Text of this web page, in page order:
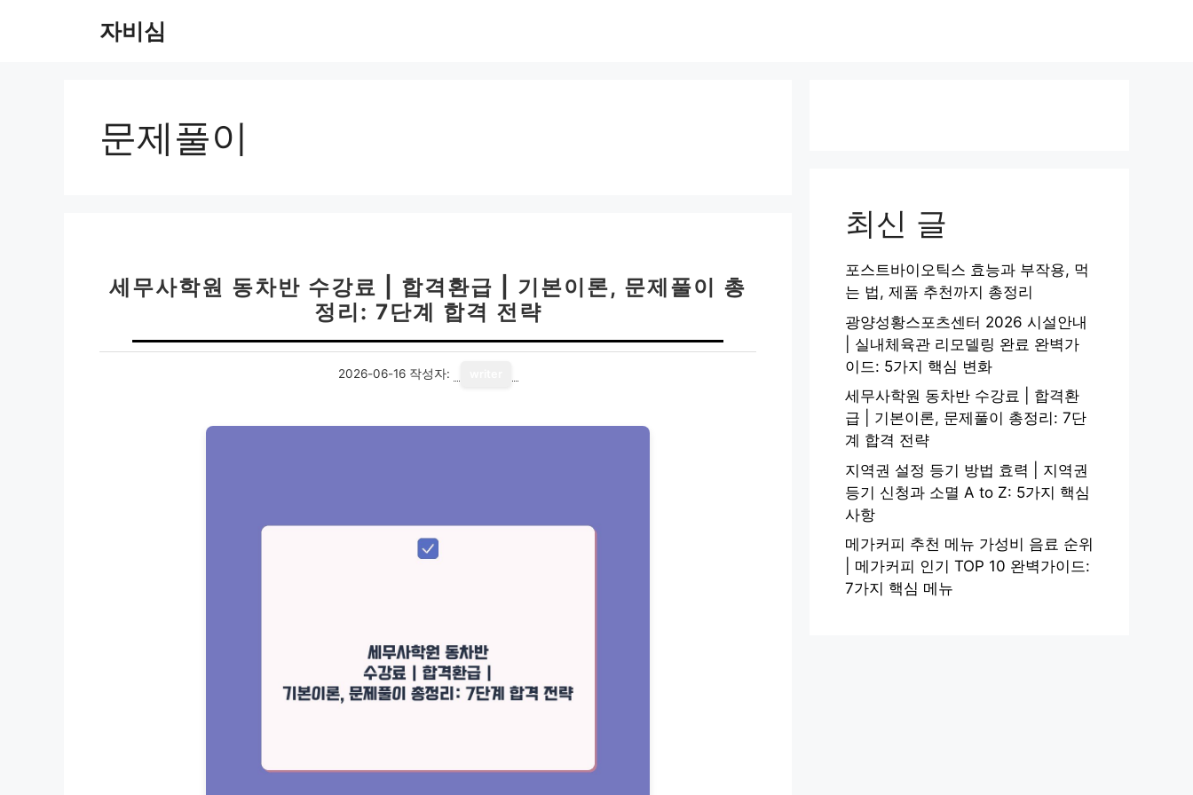
자비심
문제풀이
세무사학원 동차반 수강료 | 합격환급 | 기본이론, 문제풀이 총
정리: 7단계 합격 전략
2026-06-16 작성자:
최신 글
포스트바이오틱스 효능과 부작용, 먹
는 법, 제품 추천까지 총정리
광양성황스포츠센터 2026 시설안내
| 실내체육관 리모델링 완료 완벽가
이드: 5가지 핵심 변화
세무사학원 동차반 수강료 | 합격환
급 | 기본이론, 문제풀이 총정리: 7단
계 합격 전략
지역권 설정 등기 방법 효력 | 지역권
등기 신청과 소멸 A to Z: 5가지 핵심
사항
메가커피 추천 메뉴 가성비 음료 순위
| 메가커피 인기 TOP 10 완벽가이드:
7가지 핵심 메뉴